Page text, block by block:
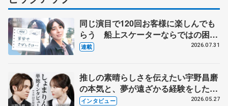
同じ演目で120回お客様に楽しんでも
らう 船上スケーターならではの困難
とは 影響あったPIW前キャプテン松
連載 2026.07.31
推しの素晴らしさを伝えたい宇野昌磨
の本気と、夢が遠ざかる経験をした本
田真凜の覚悟
インタビュー 2026.05.27